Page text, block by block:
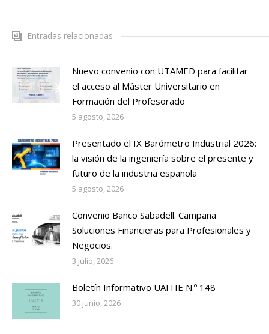
Entradas relacionadas
Nuevo convenio con UTAMED para facilitar
el acceso al Máster Universitario en
Formación del Profesorado
5 agosto, 2026
Presentado el IX Barómetro Industrial 2026:
la visión de la ingeniería sobre el presente y
futuro de la industria española
5 agosto, 2026
Convenio Banco Sabadell. Campaña
Soluciones Financieras para Profesionales y
Negocios.
3 julio, 2026
Boletín Informativo UAITIE N.º 148
30 junio, 2026